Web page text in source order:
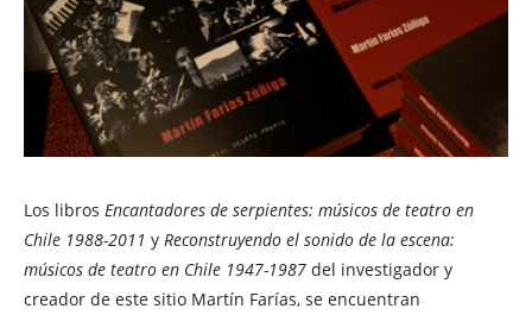
Los libros Encantadores de serpientes: músicos de teatro en
Chile 1988-2011 y Reconstruyendo el sonido de la escena:
músicos de teatro en Chile 1947-1987 del investigador y
creador de este sitio Martín Farías, se encuentran